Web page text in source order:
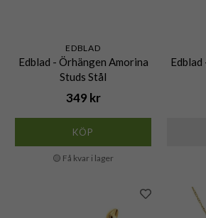
EDBLAD
Edblad - Örhängen Amorina
Studs Stål
349 kr
KÖP
🟡 Få kvar i lager
Edblad